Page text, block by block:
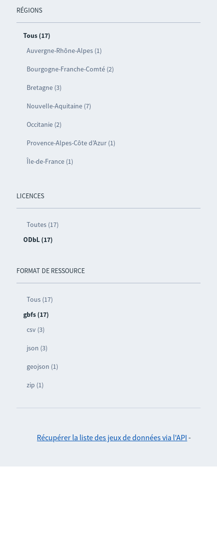
RÉGIONS
Tous (17)
Auvergne-Rhône-Alpes (1)
Bourgogne-Franche-Comté (2)
Bretagne (3)
Nouvelle-Aquitaine (7)
Occitanie (2)
Provence-Alpes-Côte d’Azur (1)
Île-de-France (1)
LICENCES
Toutes (17)
ODbL (17)
FORMAT DE RESSOURCE
Tous (17)
gbfs (17)
csv (3)
json (3)
geojson (1)
zip (1)
Récupérer la liste des jeux de données via l'API -